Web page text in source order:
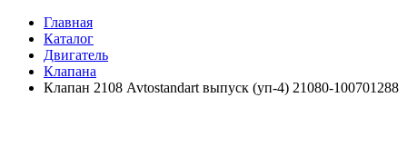
Главная
Каталог
Двигатель
Клапана
Клапан 2108 Avtostandart выпуск (уп-4) 21080-100701288